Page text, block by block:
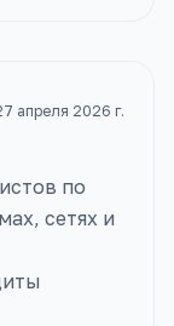
апреля 2026 г.
по
сетях и